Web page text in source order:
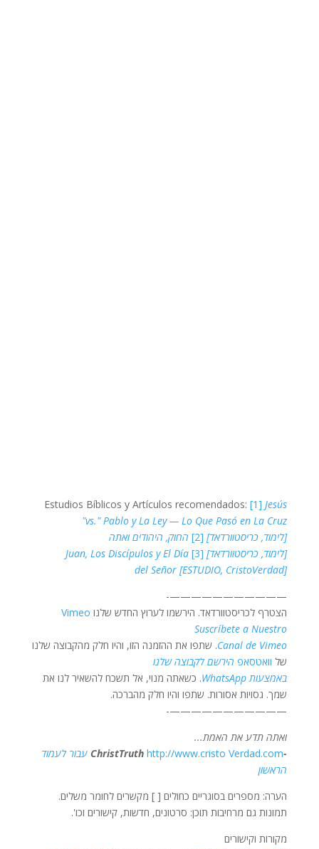
Estudios Bíblicos y Artículos recomendados:[1] Jesús
"vs." Pablo y La Ley — Lo Que Pasó en La Cruz
[לימוד, כריסטוורדאד] [2]
החוק, היהודים ואתה
[לימוד, כריסטוורדאד] [3]
Juan, Los Discípulos y El Día
del Señor [ESTUDIO, CristoVerdad]
———————————-
הצטרף לכריסטוורדאד. הירשמו לערוץ החדש שלנו Vimeo
Suscríbete a Nuestro
Canal de Vimeo. שתפו את ההזמנה הזו, והיו חלק מהקבוצה שלנו
של וואטסאפ הירשם לקבוצה שלנו
באמצעות WhatsApp
. כשאתה מנוי, אל תשכח להשאיר לנו את
שמך. גסויות אסורות. שתפו והיו חלק מהברכה.
———————————-
ואתה תדע את האמת...
-ChristTruth
http://www.cristo Verdad.com
עבור לעמוד
הראשון
הערה: מספרים בסוגריים כחולים [ ] מקשרים לחומר משלים.
תמונות גם מרחיבות תוכן: סרטונים, חדשות, קישורים וכו'.
מקורות וקישורים